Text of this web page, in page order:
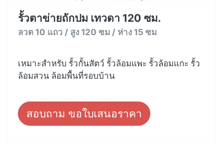
รั้วตาข่ายถักปม เทวดา 120 ซม.
ลวด 10 แถว / สูง 120 ซม / ห่าง 15 ซม
เหมาะสำหรับ รั้วกั้นสัตว์ รั้วล้อมแพะ รั้วล้อมแกะ รั้ว
ล้อมสวน ล้อมพื้นที่รอบบ้าน
สอบถาม ขอใบเสนอราคา